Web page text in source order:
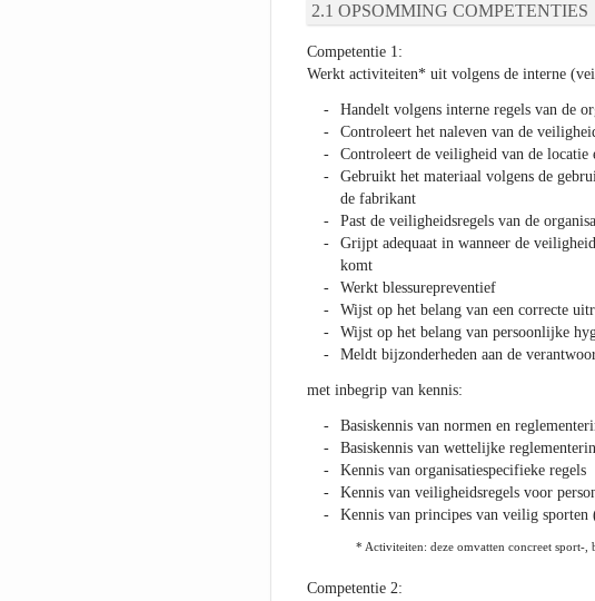
OPSOMMING COMPETENTIES
Competentie 1:
Werkt activiteiten* uit volgens de interne
Handelt volgens interne regels van de
Controleert het naleven van de
Controleert de veiligheid van de locatie
Gebruikt het materiaal volgens de
de fabrikant
Past de veiligheidsregels van de
Grijpt adequaat in wanneer de
komt
Werkt blessurepreventief
Wijst op het belang van een correcte
Wijst op het belang van persoonlijke
Meldt bijzonderheden aan de
met inbegrip van kennis:
Basiskennis van normen en
Basiskennis van wettelijke
Kennis van organisatiespecifieke regels
Kennis van veiligheidsregels voor
Kennis van principes van veilig
* Activiteiten: deze omvatten concreet sport-,
Competentie 2: